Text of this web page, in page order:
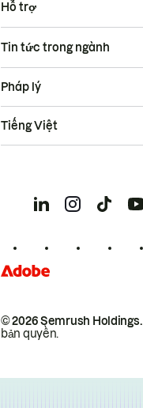
Hỗ trợ
Tin tức trong ngành
© 2026 Semrush Holdings.
bản quyền.
Pháp lý
Tiếng Việt